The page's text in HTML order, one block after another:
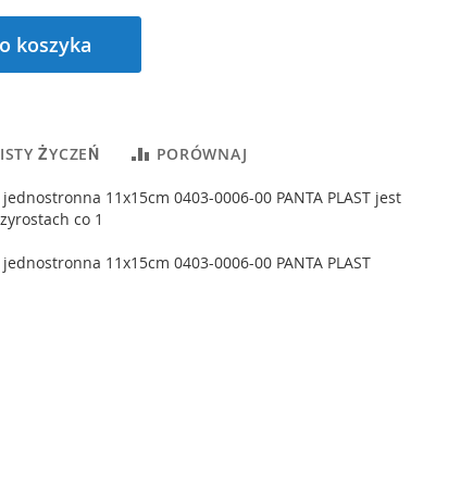
koszyka
ŻYCZEŃ PORÓWNAJ
11x15cm 0403-0006-00 PANTA PLAST jest
co 1
11x15cm 0403-0006-00 PANTA PLAST